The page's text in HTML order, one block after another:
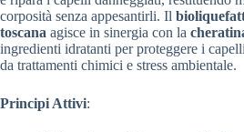
corposità senza appesantirli. Il
toscana agisce in sinergia con la
ingredienti idratanti per proteggere i
da trattamenti chimici e stress ambientale.
Principi Attivi: